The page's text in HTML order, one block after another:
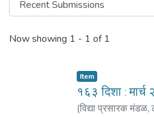
Recent Submissions
Now showing 1 - 1 of 1
Item
१६३ दिशा : मार्च
(विद्या प्रसारक मंडळ,